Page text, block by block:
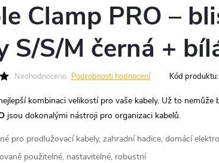
Clamp PRO –
S/S/M černá +
Neohodnoceno Podrobnosti hodnocení Kód produktu:
kombinaci velikostí pro vaše kabely. Už to nemůže
jsou dokonalými nástroji pro organizaci kabelů.
pro prodlužovací kabely, zahradní hadice, domácí
použitelné, nastavitelné, robustní